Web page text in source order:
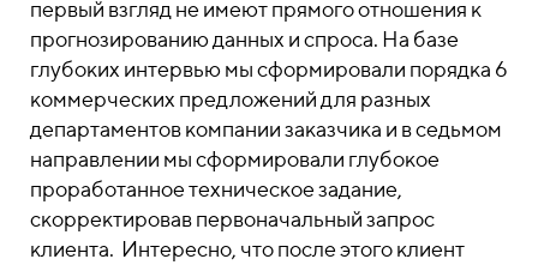
первый взгляд не имеют прямого отношения к
прогнозированию данных и спроса. На базе
глубоких интервью мы сформировали порядка 6
коммерческих предложений для разных
департаментов компании заказчика и в седьмом
направлении мы сформировали глубокое
проработанное техническое задание,
скорректировав первоначальный запрос
клиента. Интересно, что после этого клиент